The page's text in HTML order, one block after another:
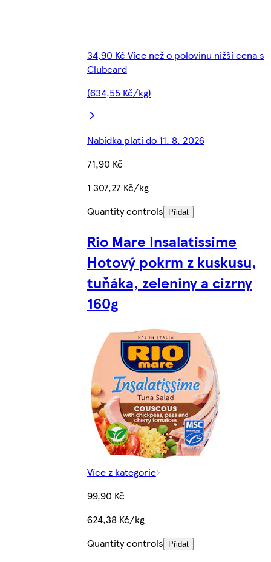
34,90 Kč Více než o polovinu nižší cena s
Clubcard
(634,55 Kč/kg)
Nabídka platí do 11. 8. 2026
71,90 Kč
1 307,27 Kč/kg
Quantity controls
Přidat
Rio Mare Insalatissime
Hotový pokrm z kuskusu,
tuňáka, zeleniny a cizrny
160g
Více z kategorie
99,90 Kč
624,38 Kč/kg
Quantity controls
Přidat